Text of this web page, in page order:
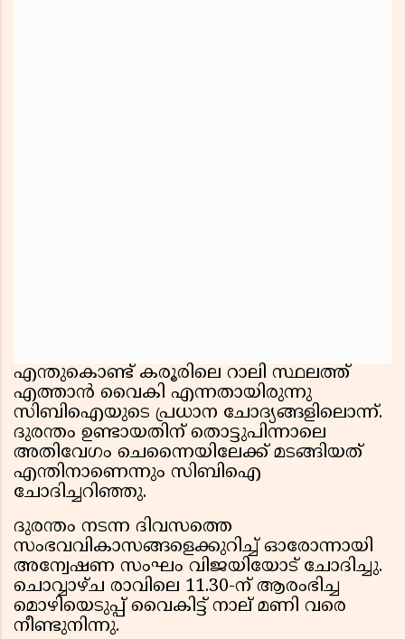
എന്തുകൊണ്ട് കരൂരിലെ റാലി സ്ഥലത്ത്
എത്താൻ വൈകി എന്നതായിരുന്നു
സിബിഐയുടെ പ്രധാന ചോദ്യങ്ങളിലൊന്ന്.
ദുരന്തം ഉണ്ടായതിന് തൊട്ടുപിന്നാലെ
അതിവേഗം ചെന്നൈയിലേക്ക് മടങ്ങിയത്
എന്തിനാണെന്നും സിബിഐ
ചോദിച്ചറിഞ്ഞു.
ദുരന്തം നടന്ന ദിവസത്തെ
സംഭവവികാസങ്ങളെക്കുറിച്ച് ഓരോന്നായി
അന്വേഷണ സംഘം വിജയിയോട് ചോദിച്ചു.
ചൊവ്വാഴ്ച രാവിലെ 11.30-ന് ആരംഭിച്ച
മൊഴിയെടുപ്പ് വൈകിട്ട് നാല് മണി വരെ
നീണ്ടുനിന്നു.